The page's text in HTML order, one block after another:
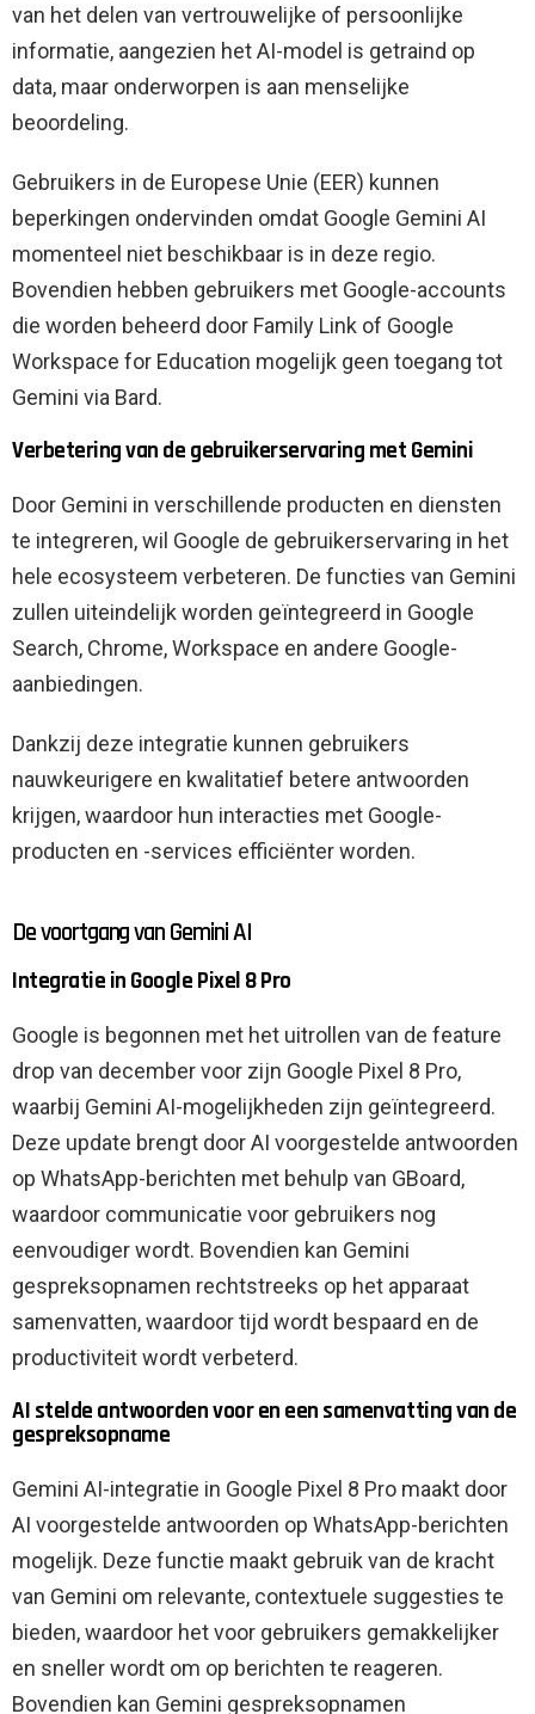
van het delen van vertrouwelijke of persoonlijke
informatie, aangezien het AI-model is getraind op
data, maar onderworpen is aan menselijke
beoordeling.
Gebruikers in de Europese Unie (EER) kunnen
beperkingen ondervinden omdat Google Gemini AI
momenteel niet beschikbaar is in deze regio.
Bovendien hebben gebruikers met Google-accounts
die worden beheerd door Family Link of Google
Workspace for Education mogelijk geen toegang tot
Gemini via Bard.
Verbetering van de gebruikerservaring met Gemini
Door Gemini in verschillende producten en diensten
te integreren, wil Google de gebruikerservaring in het
hele ecosysteem verbeteren. De functies van Gemini
zullen uiteindelijk worden geïntegreerd in Google
Search, Chrome, Workspace en andere Google-
aanbiedingen.
Dankzij deze integratie kunnen gebruikers
nauwkeurigere en kwalitatief betere antwoorden
krijgen, waardoor hun interacties met Google-
producten en -services efficiënter worden.
De voortgang van Gemini AI
Integratie in Google Pixel 8 Pro
Google is begonnen met het uitrollen van de feature
drop van december voor zijn Google Pixel 8 Pro,
waarbij Gemini AI-mogelijkheden zijn geïntegreerd.
Deze update brengt door AI voorgestelde antwoorden
op WhatsApp-berichten met behulp van GBoard,
waardoor communicatie voor gebruikers nog
eenvoudiger wordt. Bovendien kan Gemini
gespreksopnamen rechtstreeks op het apparaat
samenvatten, waardoor tijd wordt bespaard en de
productiviteit wordt verbeterd.
AI stelde antwoorden voor en een samenvatting van de
gespreksopname
Gemini AI-integratie in Google Pixel 8 Pro maakt door
AI voorgestelde antwoorden op WhatsApp-berichten
mogelijk. Deze functie maakt gebruik van de kracht
van Gemini om relevante, contextuele suggesties te
bieden, waardoor het voor gebruikers gemakkelijker
en sneller wordt om op berichten te reageren.
Bovendien kan Gemini gespreksopnamen